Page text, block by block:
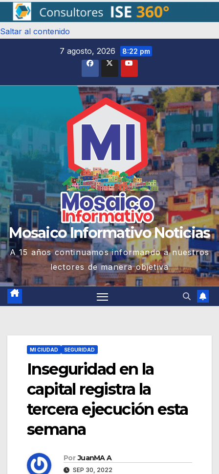
Saltar al contenido
7 agosto, 2026
8:22 pm
Mosaico Informativo Noticias
A 15 años continuamos informando a nuestros
lectores de manera objetiva
MI CIUDAD SEGURIDAD
Inseguridad en la
capital registra la
tercera ejecución esta
semana
Por JuanMA A
SEP 30, 2022